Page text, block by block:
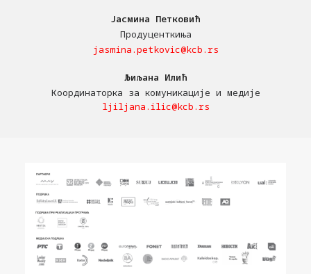
Јасмина Петковић
Продуценткиња
jasmina.petkovic@kcb.rs
Љиљана Илић
Координаторка за комуникације и медије
ljiljana.ilic@kcb.rs